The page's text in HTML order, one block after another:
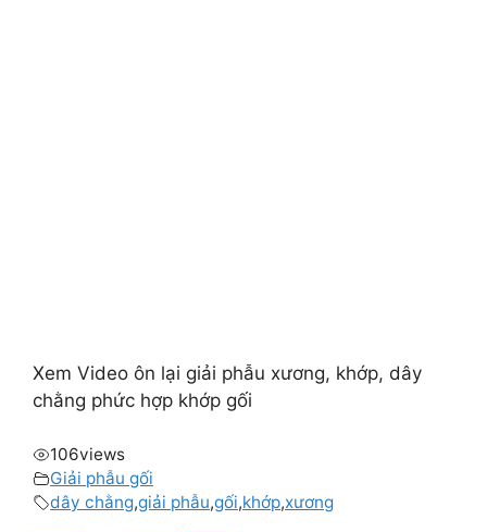
Xem Video ôn lại giải phẫu xương, khớp, dây
chằng phức hợp khớp gối
106views
Giải phẫu gối
dây chằng,giải phẫu,gối,khớp,xương